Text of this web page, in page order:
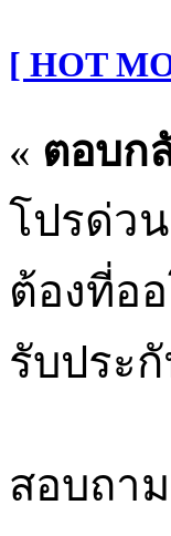
[ HOT
« ตอบก
โปรด่ว
ต้องที่อ
รับประ
สอบถา